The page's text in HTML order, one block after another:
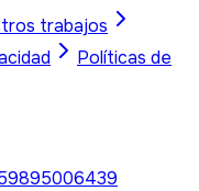
trabajos
Políticas de